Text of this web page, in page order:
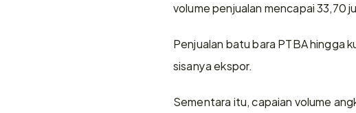
volume penjualan mencapai 33,70
Penjualan batu bara PTBA hingga
sisanya ekspor.
Sementara itu, capaian volume